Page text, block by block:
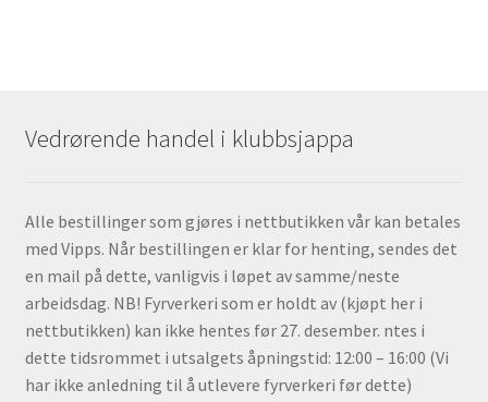
Vedrørende handel i klubbsjappa
Alle bestillinger som gjøres i nettbutikken vår kan betales
med Vipps. Når bestillingen er klar for henting, sendes det
en mail på dette, vanligvis i løpet av samme/neste
arbeidsdag. NB! Fyrverkeri som er holdt av (kjøpt her i
nettbutikken) kan ikke hentes før 27. desember. ntes i
dette tidsrommet i utsalgets åpningstid: 12:00 – 16:00 (Vi
har ikke anledning til å utlevere fyrverkeri før dette)